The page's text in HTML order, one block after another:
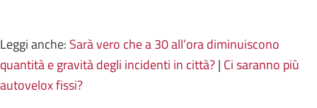
Leggi anche: Sarà vero che a 30 all’ora diminuiscono
quantità e gravità degli incidenti in città?| Ci saranno più
autovelox fissi?